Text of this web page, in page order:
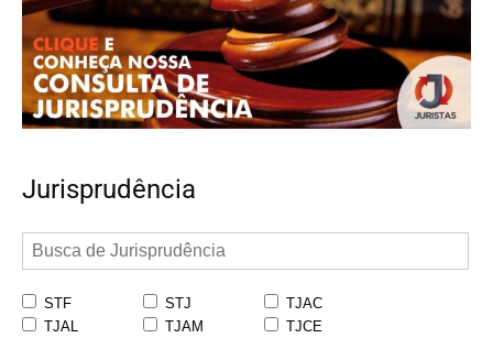
Jurisprudência
STF STJ
TJAC
TJAL
TJAM
TJCE